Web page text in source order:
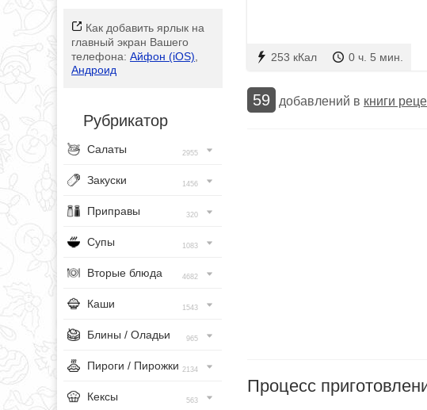
Как добавить ярлык на
главный экран Вашего
телефона: Айфон (iOS)
Андроид
Рубрикатор
Салаты 2955
Закуски 1456
Приправы 320
Супы 1083
Вторые блюда 4682
Каши 1543
Блины / Оладьи 965
Пироги / Пирожки 2134
Кексы 563
253 кКал 0 ч. 5 мин.
59 добавлений в книги
Процесс